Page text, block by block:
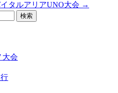
タルアリアUNO大会 →
大会